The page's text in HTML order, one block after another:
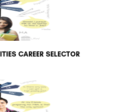
CAREER SELECTOR